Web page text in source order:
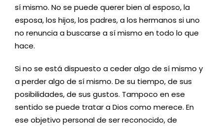
sí mismo. No se puede querer bien al esposo, la
esposa, los hijos, los padres, a los hermanos si uno
no renuncia a buscarse a sí mismo en todo lo que
hace.
Si no se está dispuesto a ceder algo de sí mismo y
a perder algo de sí mismo. De su tiempo, de sus
posibilidades, de sus gustos. Tampoco en ese
sentido se puede tratar a Dios como merece. En
ese objetivo personal de ser reconocido, de